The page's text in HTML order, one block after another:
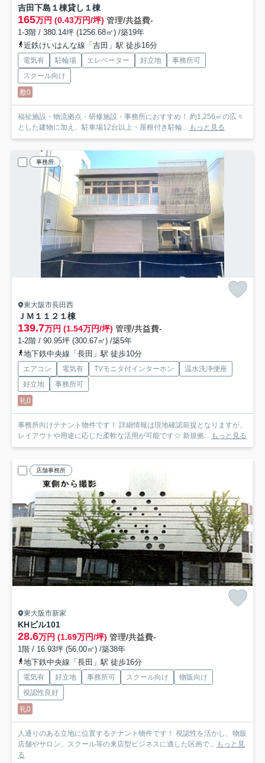
吉田下島１棟貸し １棟
165万円 (0.43万円/坪) 管理/共益費-
1-3階 / 380.14坪 (1256.68㎡) /築19年
近鉄けいはんな線「吉田」駅 徒歩16分
電気有 駐輪場 エレベーター 好立地
事務所可
スクール向け
敷0
福祉施設・物流拠点・研修施設・事務所におすすめ！ 約1,256㎡の広々
とした建物に加え、駐車場12台以上・屋根付き駐輪... もっと見る
事務所
東大阪市長田西
ＪＭ１１２ １棟
139.7万円 (1.54万円/坪) 管理/共益費-
1-2階 / 90.95坪 (300.67㎡) /築5年
地下鉄中央線「長田」駅 徒歩10分
エアコン 電気有 TVモニタ付インターホン
温水洗浄便座
好立地
事務所可
礼0
事務所向けテナント物件です！ 詳細情報は現地確認前提となりますが、
レイアウトや用途に応じた柔軟な活用が可能です☆ 新規拠... もっと見る
店舗事務所
東大阪市新家
KHビル101
28.6万円 (1.69万円/坪) 管理/共益費-
1階 / 16.93坪 (56.00㎡) /築38年
地下鉄中央線「長田」駅 徒歩16分
電気有 好立地 事務所可 スクール向け
物販向け
視認性良好
礼0
人通りのある立地に位置するテナント物件です！ 視認性を活かし、物販
店舗やサロン、スクール等の来店型ビジネスに適した区画で... もっと見
る